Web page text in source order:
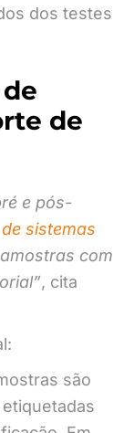
dos testes
de
e pós-
sistemas
com
, cita
são